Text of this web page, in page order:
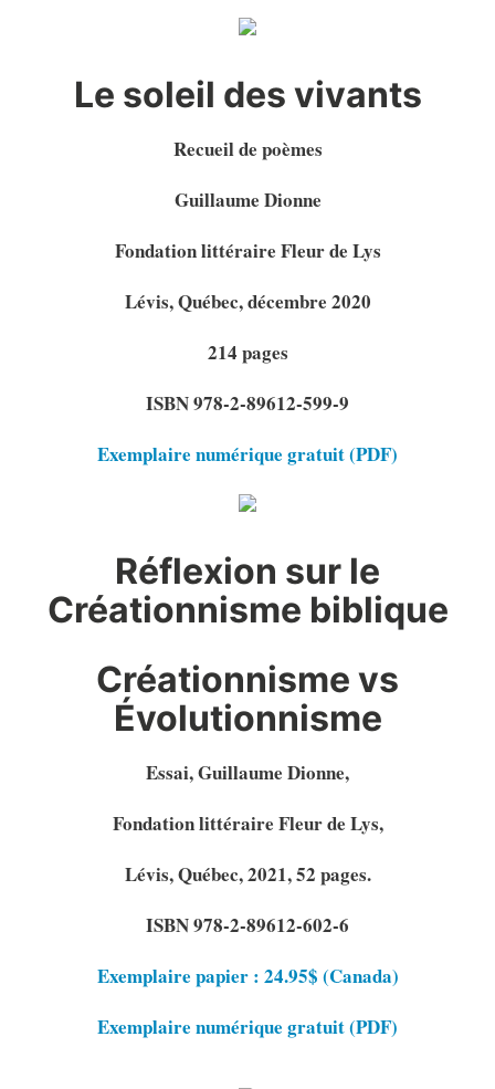
Le soleil des vivants
Recueil de poèmes
Guillaume Dionne
Fondation littéraire Fleur de Lys
Lévis, Québec, décembre 2020
214 pages
ISBN 978-2-89612-599-9
Exemplaire numérique gratuit (PDF)
Réflexion sur le
Créationnisme biblique
Créationnisme vs
Évolutionnisme
Essai, Guillaume Dionne,
Fondation littéraire Fleur de Lys,
Lévis, Québec, 2021, 52 pages.
ISBN 978-2-89612-602-6
Exemplaire papier : 24.95$ (Canada)
Exemplaire numérique gratuit (PDF)